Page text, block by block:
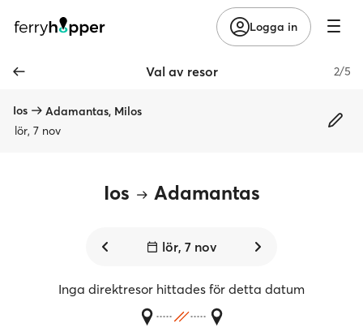
Logga in
Val av resor 2/5
Ios
Adamantas, Milos
lör, 7 nov
Ios Adamantas
lör, 7 nov
Inga direktresor hittades för detta datum